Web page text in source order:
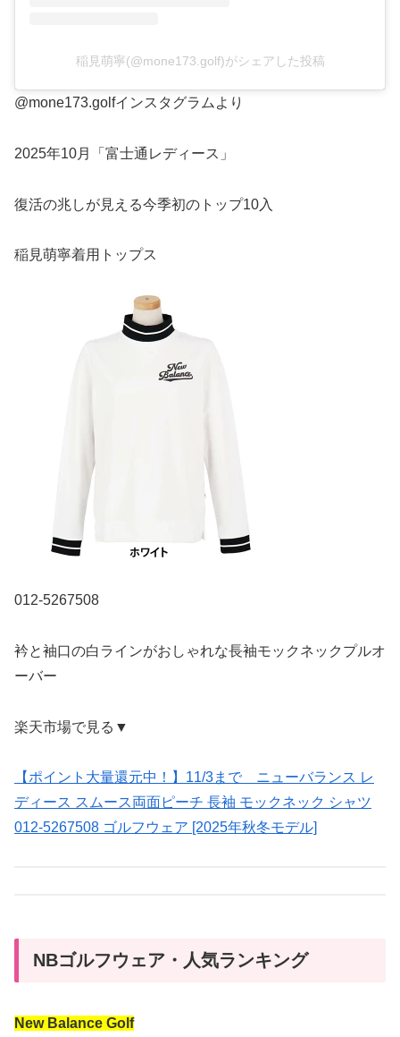
稲見萌寧(@mone173.golf)がシェアした投稿
@mone173.golfインスタグラムより
2025年10月「富士通レディース」
復活の兆しが見える今季初のトップ10入
稲見萌寧着用トップス
012-5267508
衿と袖口の白ラインがおしゃれな長袖モックネックプルオ
ーバー
楽天市場で見る▼
【ポイント大量還元中！】11/3まで ニューバランス レ
ディース スムース両面ピーチ 長袖 モックネック シャツ
012-5267508 ゴルフウェア [2025年秋冬モデル]
NBゴルフウェア・人気ランキング
New Balance Golf